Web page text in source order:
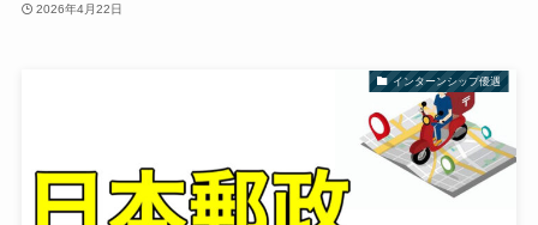
2026年4月22日
インターンシップ優遇